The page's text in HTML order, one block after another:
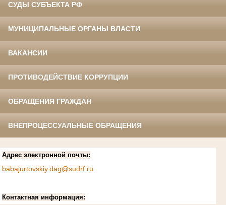
СУДЫ СУБЪЕКТА РФ
МУНИЦИПАЛЬНЫЕ ОРГАНЫ ВЛАСТИ
ВАКАНСИИ
ПРОТИВОДЕЙСТВИЕ КОРРУПЦИИ
ОБРАЩЕНИЯ ГРАЖДАН
ВНЕПРОЦЕССУАЛЬНЫЕ ОБРАЩЕНИЯ
Адрес электронной почты:
babajurtovskiy.dag@sudrf.ru
Контактная информация: